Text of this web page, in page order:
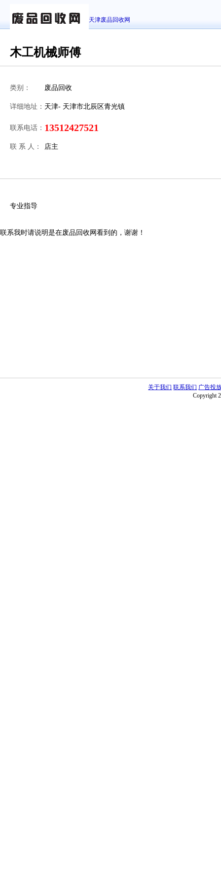
天津废品回收网
木工机械师傅
类别： 废品回收
详细地址： 天津- 天津市北辰区青光镇
联系电话： 13512427521
联 系 人： 店主
专业指导
联系我时请说明是在废品回收网看到的，谢谢！
关于我们 联系我们 广告投
Copyright